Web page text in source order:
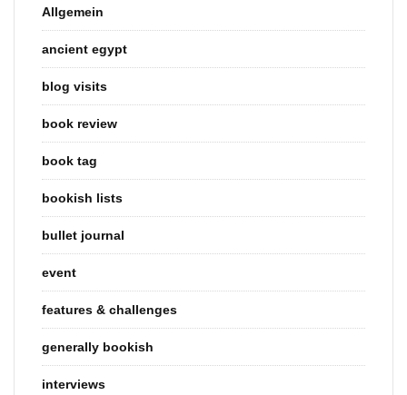
Allgemein
ancient egypt
blog visits
book review
book tag
bookish lists
bullet journal
event
features & challenges
generally bookish
interviews